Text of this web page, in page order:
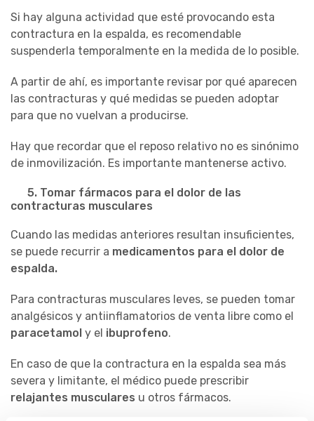
Si hay alguna actividad que esté provocando esta
contractura en la espalda, es recomendable
suspenderla temporalmente en la medida de lo posible.
A partir de ahí, es importante revisar por qué aparecen
las contracturas y qué medidas se pueden adoptar
para que no vuelvan a producirse.
Hay que recordar que el reposo relativo no es sinónimo
de inmovilización. Es importante mantenerse activo.
5. Tomar fármacos para el dolor de las
contracturas musculares
Cuando las medidas anteriores resultan insuficientes,
se puede recurrir a medicamentos para el dolor de
espalda.
Para contracturas musculares leves, se pueden tomar
analgésicos y antiinflamatorios de venta libre como el
paracetamol y el ibuprofeno.
En caso de que la contractura en la espalda sea más
severa y limitante, el médico puede prescribir
relajantes musculares u otros fármacos.